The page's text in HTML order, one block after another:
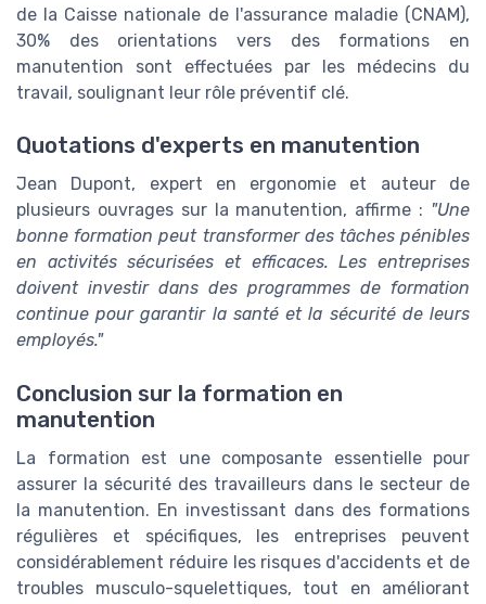
de la Caisse nationale de l'assurance maladie (CNAM),
30% des orientations vers des formations en
manutention sont effectuées par les médecins du
travail, soulignant leur rôle préventif clé.
Quotations d'experts en manutention
Jean Dupont, expert en ergonomie et auteur de
plusieurs ouvrages sur la manutention, affirme : "Une
bonne formation peut transformer des tâches pénibles
en activités sécurisées et efficaces. Les entreprises
doivent investir dans des programmes de formation
continue pour garantir la santé et la sécurité de leurs
employés."
Conclusion sur la formation en
manutention
La formation est une composante essentielle pour
assurer la sécurité des travailleurs dans le secteur de
la manutention. En investissant dans des formations
régulières et spécifiques, les entreprises peuvent
considérablement réduire les risques d'accidents et de
troubles musculo-squelettiques, tout en améliorant